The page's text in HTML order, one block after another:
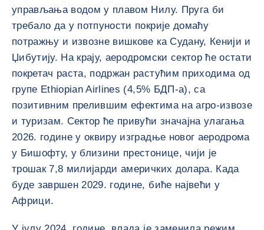
управљања водом у плавом Нилу. Пруга би
требало да у потпуности покрије домаћу
потражњу и извозне вишкове ка Судану, Кенији и
Џибутију. На крају, аеродромски сектор ће остати
покретач раста, подржан растућим приходима од
групе Ethiopian Airlines (4,5% БДП-а), са
позитивним прелившим ефектима на агро-извозе
и туризам. Сектор ће привући значајна улагања
2026. године у оквиру изградње новог аеродрома
у Бишофту, у близини престонице, чији је
трошак 7,8 милијарди америчких долара. Када
буде завршен 2029. године, биће највећи у
Африци.